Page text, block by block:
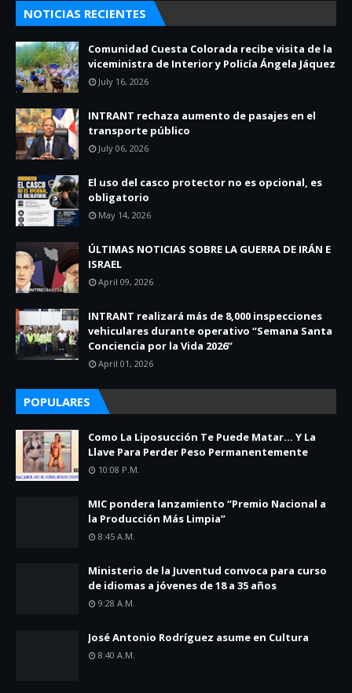
NOTICIAS RECIENTES
Comunidad Cuesta Colorada recibe visita de la
viceministra de Interior y Policía Ángela Jáquez
July 16, 2026
INTRANT rechaza aumento de pasajes en el
transporte público
July 06, 2026
El uso del casco protector no es opcional, es
obligatorio
May 14, 2026
ÚLTIMAS NOTICIAS SOBRE LA GUERRA DE IRÁN E
ISRAEL
April 09, 2026
INTRANT realizará más de 8,000 inspecciones
vehiculares durante operativo “Semana Santa
Conciencia por la Vida 2026”
April 01, 2026
POPULARES
Como La Liposucción Te Puede Matar… Y La
Llave Para Perder Peso Permanentemente
10:08 P.m.
MIC pondera lanzamiento “Premio Nacional a
la Producción Más Limpia”
8:45 A.m.
Ministerio de la Juventud convoca para curso
de idiomas a jóvenes de 18 a 35 años
9:28 A.m.
José Antonio Rodríguez asume en Cultura
8:40 A.m.